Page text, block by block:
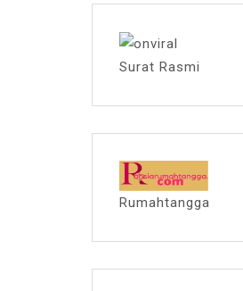
Surat Rasmi
Rumahtangga